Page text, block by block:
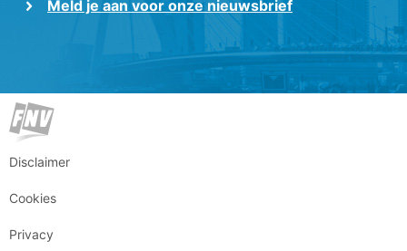
Meld je aan voor onze nieuwsbrief
Disclaimer
Cookies
Privacy